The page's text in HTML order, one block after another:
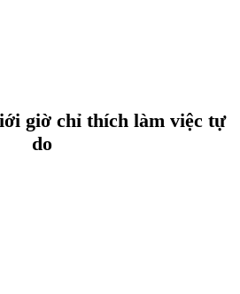
giờ chỉ thích làm việc tự
do